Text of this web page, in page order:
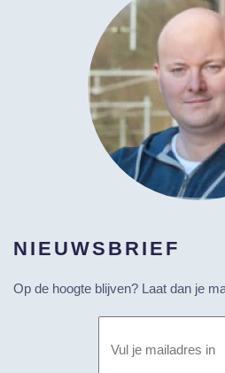
NIEUWSBRIEF
Op de hoogte blijven? Laat dan je